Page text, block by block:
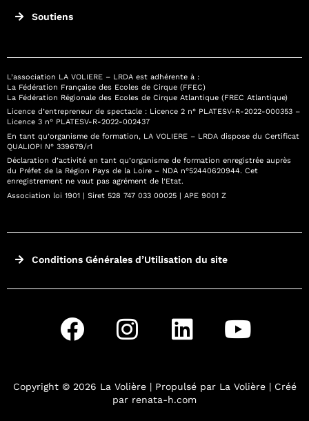
Soutiens
L’association LA VOLIERE – LRDA est adhérente à :
La Fédération Française des Ecoles de Cirque (FFEC)
La Fédération Régionale des Ecoles de Cirque Atlantique (FREC Atlantique)
Licence d’entrepreneur de spectacle : Licence 2 n° PLATESV-R-2022-000353 –
Licence 3 n° PLATESV-R-2022-002437
En tant qu’organisme de formation, LA VOLIERE – LRDA dispose du Certificat
QUALIOPI N° 339679/r1
Déclaration d’activité en tant qu’organisme de formation enregistrée auprès
du Préfet de la Région Pays de la Loire – NDA n°52440620944. Cet
enregistrement ne vaut pas agrément de l’Etat.
Association loi 1901 | Siret 528 747 033 00025 | APE 9001 Z
Conditions Générales d’Utilisation du site
Copyright © 2026 La Volière | Propulsé par La Volière | Créé
par renata-h.com